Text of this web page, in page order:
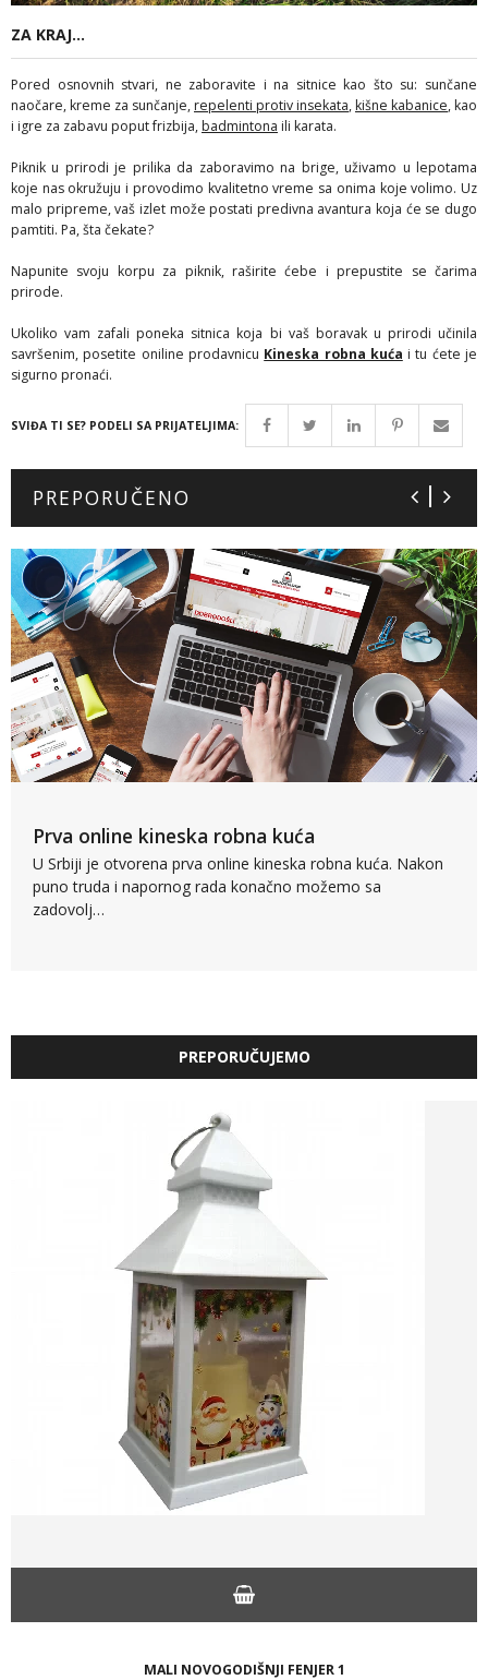
ZA KRAJ...
Pored osnovnih stvari, ne zaboravite i na sitnice kao što su: sunčane
naočare, kreme za sunčanje,repelenti protiv insekata,kišne kabanice, kao
i igre za zabavu poput frizbija,badmintona ili karata.
Piknik u prirodi je prilika da zaboravimo na brige, uživamo u lepotama
koje nas okružuju i provodimo kvalitetno vreme sa onima koje volimo. Uz
malo pripreme, vaš izlet može postati predivna avantura koja će se dugo
pamtiti. Pa, šta čekate?
Napunite svoju korpu za piknik, raširite ćebe i prepustite se čarima
prirode.
Ukoliko vam zafali poneka sitnica koja bi vaš boravak u prirodi učinila
savršenim, posetite oniline prodavnicu Kineska robna kuća i tu ćete je
sigurno pronaći.
SVIĐA TI SE? PODELI SA PRIJATELJIMA:
PREPORUČENO
Prva online kineska robna kuća
U Srbiji je otvorena prva online kineska robna kuća. Nakon
puno truda i napornog rada konačno možemo sa
zadovolj…
PREPORUČUJEMO
MALI NOVOGODIŠNJI FENJER 1